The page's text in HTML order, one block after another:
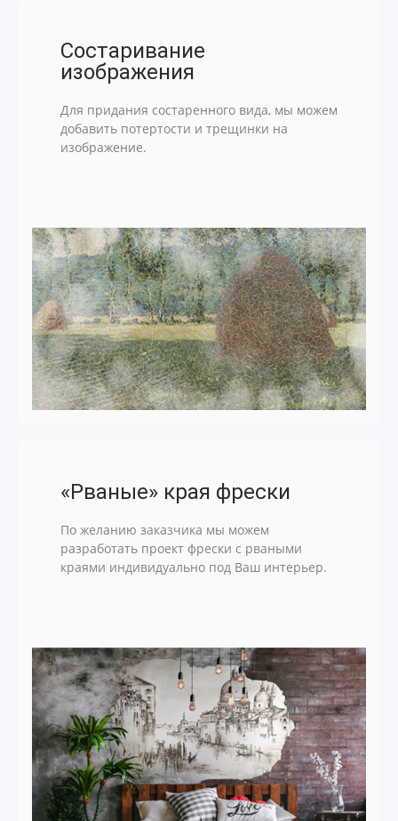
Состаривание
изображения
Для придания состаренного вида, мы можем
добавить потертости и трещинки на
изображение.
«Рваные» края фрески
По желанию заказчика мы можем
разработать проект фрески с рваными
краями индивидуально под Ваш интерьер.